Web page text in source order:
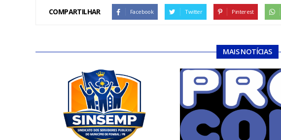
COMPARTILHAR Facebook Twitter Pinterest
MAIS NOTÍCIAS